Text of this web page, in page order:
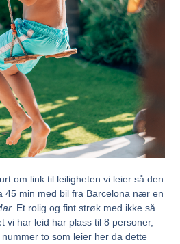
om link til leiligheten vi leier så den
45 min med bil fra Barcelona nær en
Et rolig og fint strøk med ikke så
vi har leid har plass til 8 personer,
to som leier her da dette